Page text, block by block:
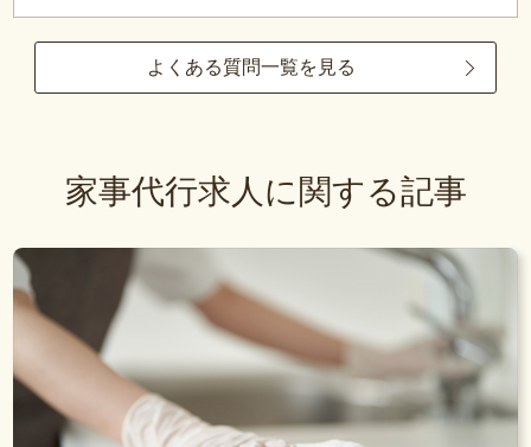
よくある質問一覧を見る
家事代行求人に関する記事